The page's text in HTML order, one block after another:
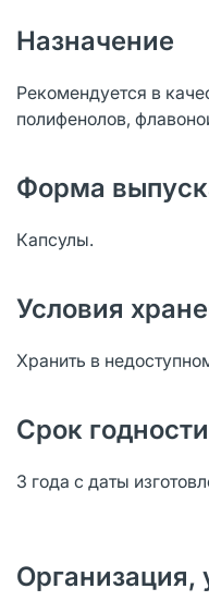
Назначение
Рекомендуется в
полифенолов,
Форма
Капсулы.
Условия
Хранить в
Срок годности
3 года с даты
Организация,